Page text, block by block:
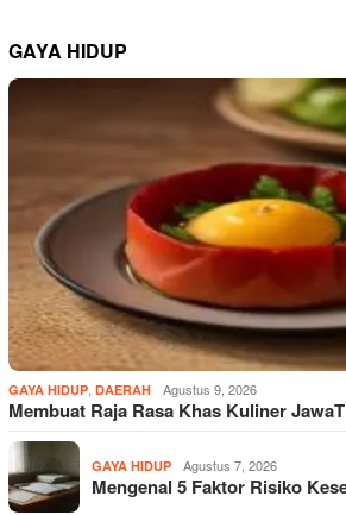
GAYA HIDUP
GAYA HIDUP DAERAH Agustus 9, 2026
Membuat Raja Rasa Khas Kuliner
GAYA HIDUP Agustus 7, 2026
Mengenal 5 Faktor Risiko